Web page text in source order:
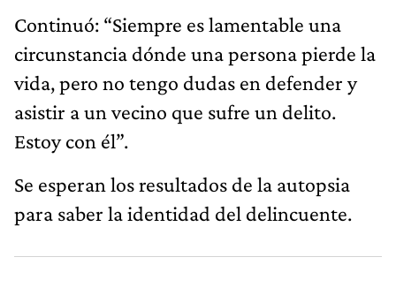
Continuó: “Siempre es lamentable una
circunstancia dónde una persona pierde la
vida, pero no tengo dudas en defender y
asistir a un vecino que sufre un delito.
Estoy con él”.
Se esperan los resultados de la autopsia
para saber la identidad del delincuente.